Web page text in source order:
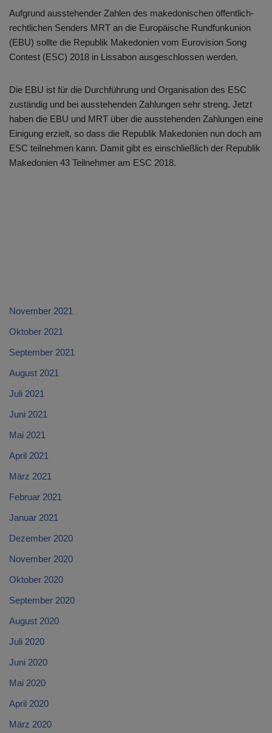
Aufgrund ausstehender Zahlen des makedonischen öffentlich-
rechtlichen Senders MRT an die Europäische Rundfunkunion
(EBU) sollte die Republik Makedonien vom Eurovision Song
Contest (ESC) 2018 in Lissabon ausgeschlossen werden.
Die EBU ist für die Durchführung und Organisation des ESC
zuständig und bei ausstehenden Zahlungen sehr streng. Jetzt
haben die EBU und MRT über die ausstehenden Zahlungen eine
Einigung erzielt, so dass die Republik Makedonien nun doch am
ESC teilnehmen kann. Damit gibt es einschließlich der Republik
Makedonien 43 Teilnehmer am ESC 2018.
November 2021
Oktober 2021
September 2021
August 2021
Juli 2021
Juni 2021
Mai 2021
April 2021
März 2021
Februar 2021
Januar 2021
Dezember 2020
November 2020
Oktober 2020
September 2020
August 2020
Juli 2020
Juni 2020
Mai 2020
April 2020
März 2020